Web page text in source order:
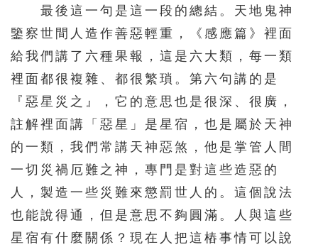
126 127 128 129 130
131 132 133 134 135
136 137 138 139 140
141 142 143 144 145
151 152 153 154 155
156 157 158 159 160
161 162 163 164 165
166 167 168 169 170
最後這一句是這一段的總結。天地鬼神
鑒察世間人造作善惡輕重，《感應篇》裡面
給我們講了六種果報，這是六大類，每一類
裡面都很複雜、都很繁瑣。第六句講的是
『惡星災之』，它的意思也是很深、很廣，
註解裡面講「惡星」是星宿，也是屬於天神
的一類，我們常講天神惡煞，他是掌管人間
一切災禍厄難之神，專門是對這些造惡的
人，製造一些災難來懲罰世人的。這個說法
也能說得通，但是意思不夠圓滿。人與這些
星宿有什麼關係？現在人把這樁事情可以說